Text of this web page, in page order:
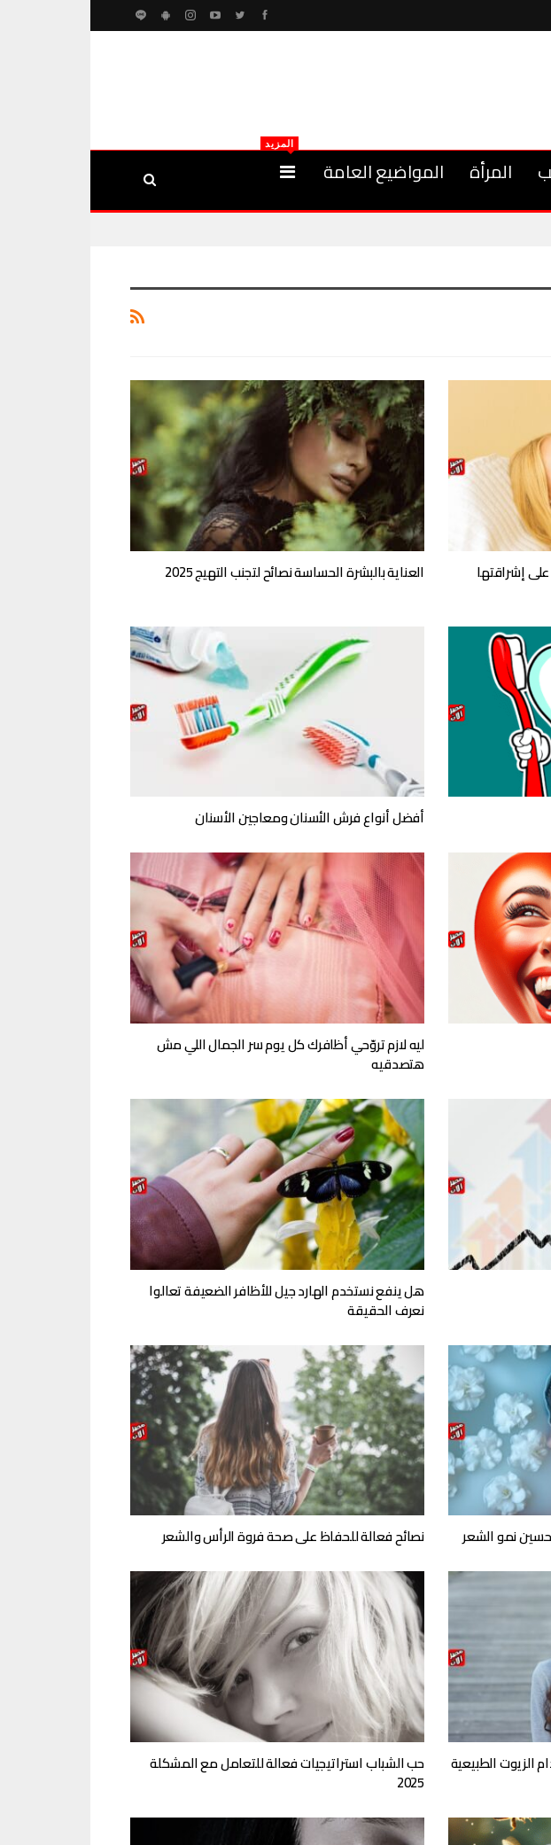
المرأة المواضيع العامة
المزيد
إشراقتها العناية بالبشرة الحساسة نصائح لتجنب التهيج 2025
أفضل أنواع فرش الأسنان ومعاجين الأسنان
ليه لازم تروّحي أظافرك كل يوم سر الجمال اللي مش
هتصدقيه
هل ينفع نستخدم الهارد جيل للأظافر الضعيفة تعالوا
نعرف الحقيقة
نمو الشعر نصائح فعالة للحفاظ على صحة فروة الرأس والشعر
الزيوت الطبيعية حب الشباب استراتيجيات فعالة للتعامل مع المشكلة
2025